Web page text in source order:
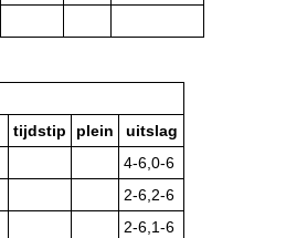
tijdstip plein
uitslag
4-6,0-6
2-6,2-6
2-6,1-6